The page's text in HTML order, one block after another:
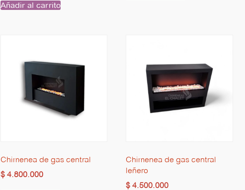
Añadir al carrito
Chimenea de gas central
$4.800.000
Chimenea de gas central
leñero
$ 4.500.000